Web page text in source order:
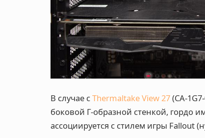
В случае сThermaltake View 27(CA-
боковой Г-образной стенкой, гордо
ассоциируется с стилем игры Fallout